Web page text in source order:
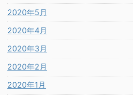
2020年5月
2020年4月
2020年3月
2020年2月
2020年1月